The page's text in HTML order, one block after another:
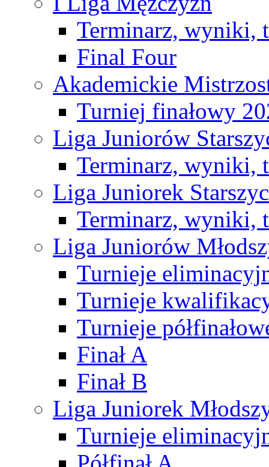
Terminarz, wyniki,
Final Four
Akademickie
Turniej finałowy
Liga Juniorów
Terminarz, wyniki,
Liga Juniorek
Terminarz, wyniki,
Liga Juniorów
Turnieje
Turnieje
Turnieje
Finał A
Finał B
Liga Juniorek
Turnieje